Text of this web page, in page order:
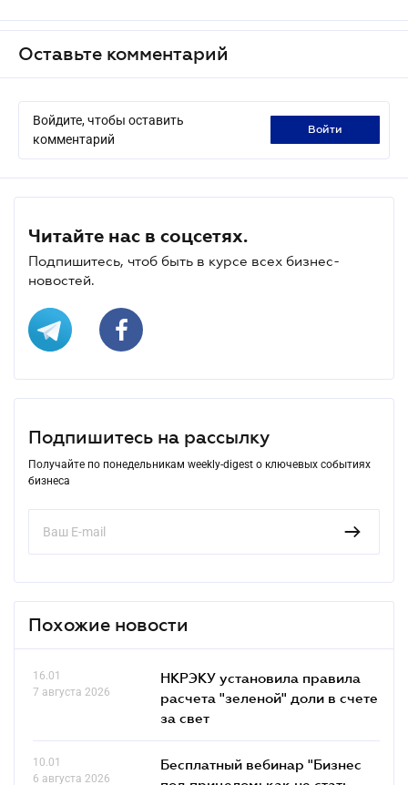
Оставьте комментарий
Войдите, чтобы оставить
комментарий
войти
Читайте нас в соцсетях.
Подпишитесь, чтоб быть в курсе всех бизнес-
новостей.
Подпишитесь на рассылку
Получайте по понедельникам weekly-digest о ключевых событиях
бизнеса
Похожие новости
16.01
7 августа 2026
НКРЭКУ установила правила
расчета "зеленой" доли в счете
за свет
10.01
6 августа 2026
Бесплатный вебинар "Бизнес